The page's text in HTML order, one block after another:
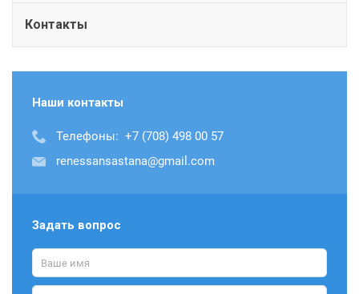
Контакты
Наши контакты
Телефоны: +7 (708) 498 00 57
renessansastana@gmail.com
Задать вопрос